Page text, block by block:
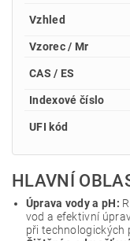
Vzhled
Vzorec / Mr
CAS / ES
Indexové číslo
UFI kód
HLAVNÍ
Úprava vody a pH:
vod a efektivní
při technologických